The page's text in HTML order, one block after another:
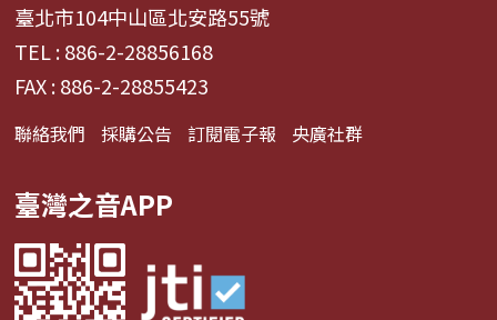
臺北市104中山區北安路55號
TEL : 886-2-28856168
FAX : 886-2-28855423
聯絡我們 採購公告 訂閱電子報 央廣社群
臺灣之音APP